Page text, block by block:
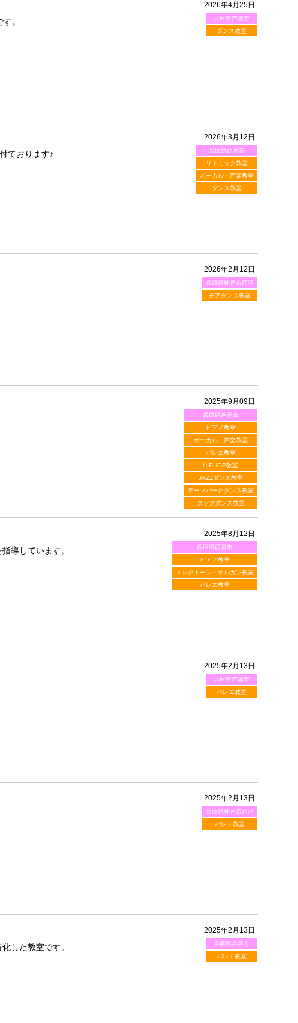
2026年4月25日
兵庫県芦屋市
ダンス教室
。
2026年3月12日
兵庫県西宮市
リトミック教室
ボーカル・声楽教室
ダンス教室
ております♪
2026年2月12日
兵庫県神戸市西区
チアダンス教室
2025年9月09日
兵庫県芦屋市
ピアノ教室
ボーカル・声楽教室
バレエ教室
HIPHOP教室
JAZZダンス教室
テーマパークダンス教室
タップダンス教室
2025年8月12日
兵庫県西宮市
ピアノ教室
エレクトーン・オルガン教室
バレエ教室
導しています。
2025年2月13日
兵庫県芦屋市
バレエ教室
2025年2月13日
兵庫県神戸市西区
バレエ教室
2025年2月13日
兵庫県芦屋市
バレエ教室
した教室です。